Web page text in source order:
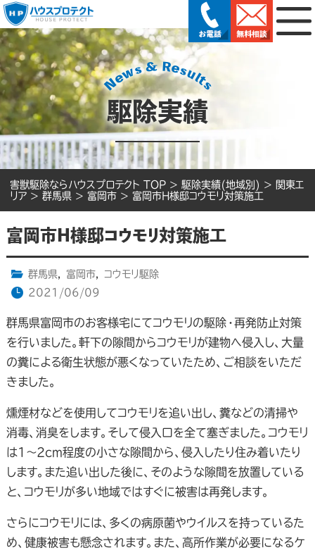
駆除実績
害獣駆除ならハウスプロテクト TOP > 駆除実績(地域別) > 関東エ
リア > 群馬県 > 富岡市 > 富岡市H様邸コウモリ対策施工
富岡市H様邸コウモリ対策施工
群馬県, 富岡市,
コウモリ駆除
2021/06/09
群馬県富岡市のお客様宅にてコウモリの駆除・再発防止対策
を行いました。軒下の隙間からコウモリが建物へ侵入し、大量
の糞による衛生状態が悪くなっていたため、ご相談をいただ
きました。
燻煙材などを使用してコウモリを追い出し、糞などの清掃や
消毒、消臭をします。そして侵入口を全て塞ぎました。コウモリ
は1～2cm程度の小さな隙間から、侵入したり住み着いたり
します。また追い出した後に、そのような隙間を放置している
と、コウモリが多い地域ではすぐに被害は再発します。
さらにコウモリには、多くの病原菌やウイルスを持っているた
め、健康被害も懸念されます。また、高所作業が必要になるケ